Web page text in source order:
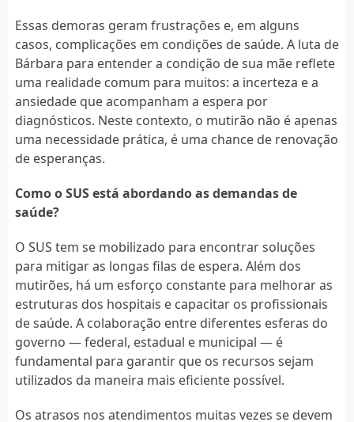
Essas demoras geram frustrações e, em alguns
casos, complicações em condições de saúde. A luta de
Bárbara para entender a condição de sua mãe reflete
uma realidade comum para muitos: a incerteza e a
ansiedade que acompanham a espera por
diagnósticos. Neste contexto, o mutirão não é apenas
uma necessidade prática, é uma chance de renovação
de esperanças.
Como o SUS está abordando as demandas de
saúde?
O SUS tem se mobilizado para encontrar soluções
para mitigar as longas filas de espera. Além dos
mutirões, há um esforço constante para melhorar as
estruturas dos hospitais e capacitar os profissionais
de saúde. A colaboração entre diferentes esferas do
governo — federal, estadual e municipal — é
fundamental para garantir que os recursos sejam
utilizados da maneira mais eficiente possível.
Os atrasos nos atendimentos muitas vezes se devem